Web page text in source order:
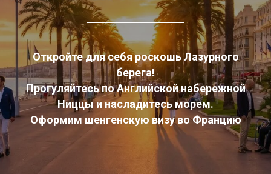
Откройте для себя роскошь Лазурного
берега!
Прогуляйтесь по Английской набережной
Ниццы и насладитесь морем.
Оформим шенгенскую визу во Францию